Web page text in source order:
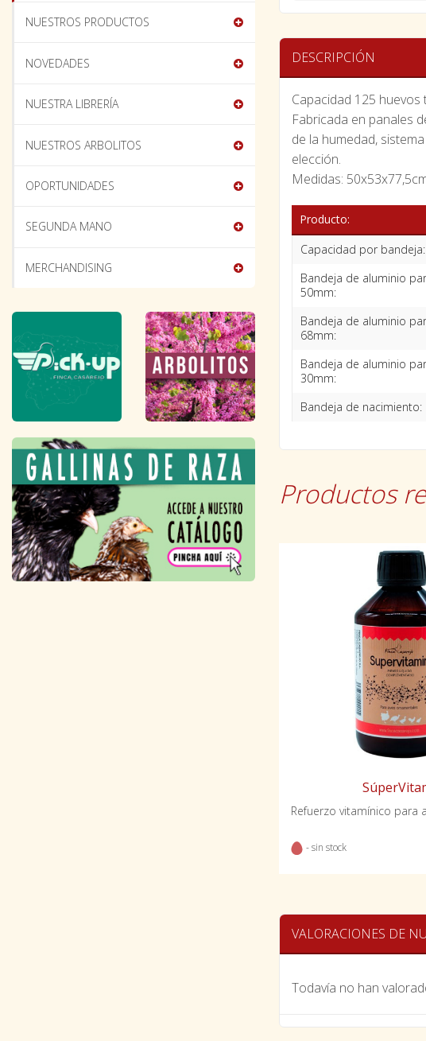
DESCRIPCIÓN
Capacidad 125 huevos
Fabricada en panales
de la humedad,
elección.
Medidas:
Producto:
Capacidad por bandeja:
Bandeja de aluminio
50mm:
Bandeja de aluminio
68mm:
Bandeja de aluminio
30mm:
Bandeja de nacimiento:
Productos
- sin stock
VALORACIONES DE
Todavía no han
NUESTROS PRODUCTOS
NOVEDADES
NUESTRA LIBRERÍA
NUESTROS ARBOLITOS
OPORTUNIDADES
SEGUNDA MANO
MERCHANDISING